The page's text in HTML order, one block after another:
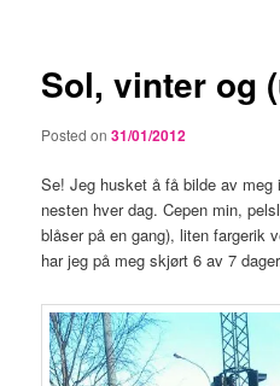
Sol, vinter og
Posted on31/01/2012
Se! Jeg husket å få bilde av
nesten hver dag. Cepen min,
blåser på en gang), liten fargerik
har jeg på meg skjørt 6 av 7